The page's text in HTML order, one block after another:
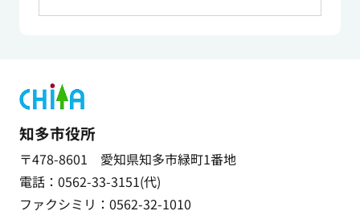
知多市役所
〒478-8601 愛知県知多市緑町1番地
電話：0562-33-3151(代)
ファクシミリ：0562-32-1010